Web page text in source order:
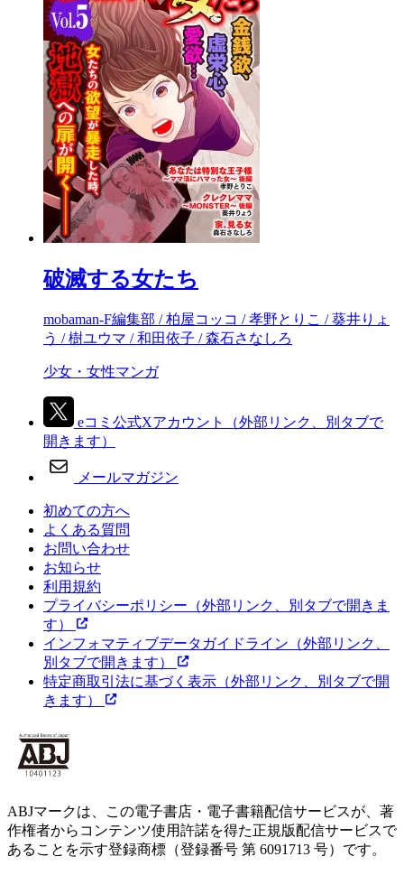
破滅する女たち
mobaman-F編集部 / 柏屋コッコ / 孝野とりこ / 葵井りょ
う / 樹ユウマ / 和田依子 / 森石さなしろ
少女・女性マンガ
eコミ公式Xアカウント
（外部リンク、別タブで
開きます）
メールマガジン
初めての方へ
よくある質問
お問い合わせ
お知らせ
利用規約
プライバシーポリシー （外部リンク、別タブで開きま
す）
インフォマティブデータガイドライン （外部リンク、
別タブで開きます）
特定商取引法に基づく表示 （外部リンク、別タブで開
きます）
ABJマークは、この電子書店・電子書籍配信サービスが、著
作権者からコンテンツ使用許諾を得た正規版配信サービスで
あることを示す登録商標（登録番号 第 6091713 号）です。